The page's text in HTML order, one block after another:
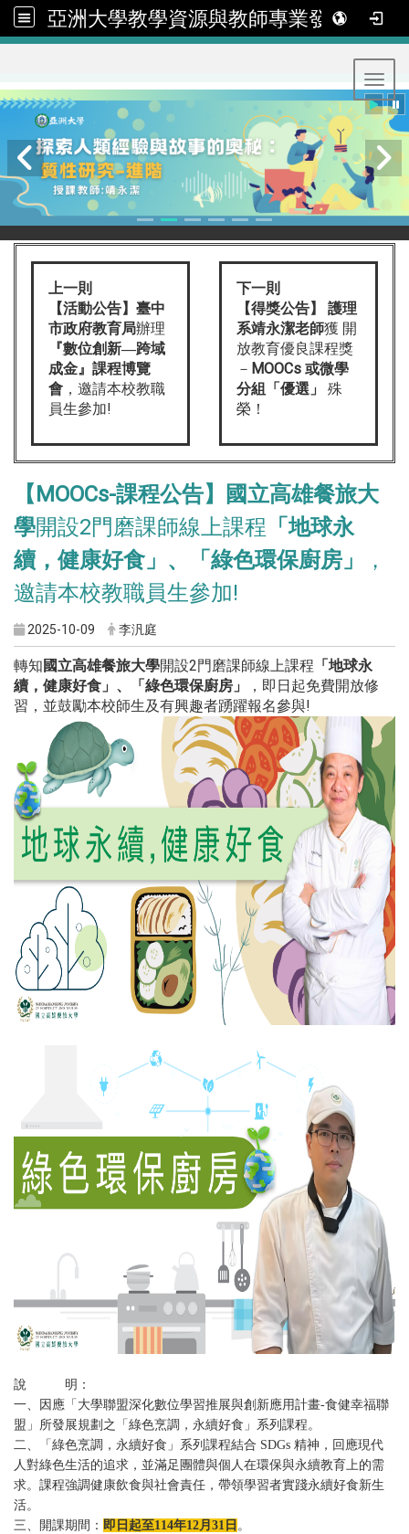
亞洲大學教學資源與教師專業發展中心
上一則
【活動公告】臺中
市政府教育局辦理
『數位創新—跨域
成金』課程博覽
會 ，邀請本校教職
員生參加!
下一則
【得獎公告】 護理
系靖永潔老師獲 開
放教育優良課程獎
－ MOOCs 或微學
分組「優選」
殊
榮！
【MOOCs-課程公告】國立高雄餐旅大
學開設2門磨課師線上課程 「地球永
續，健康好食」、「綠色環保廚房」
，
邀請本校教職員生參加!
2025-10-09 李汎庭
轉知 國立高雄餐旅大學開設2門磨課師線上課程 「地球永
續，健康好食」、「綠色環保廚房」
，即日起免費開放修
習，並鼓勵本校師生及有興趣者踴躍報名參與!
說 明：
一、因應「大學聯盟深化數位學習推展與創新應用計畫-食健幸福聯
盟」所發展規劃之「綠色烹調，永續好食」系列課程。
二、「綠色烹調，永續好食」系列課程結合 SDGs 精神，回應現代
人對綠色生活的追求，並滿足團體與個人在環保與永續教育上的需
求。課程強調健康飲食與社會責任，帶領學習者實踐永續好食新生
活。
三、開課期間： 即日起至114年12月31日 。